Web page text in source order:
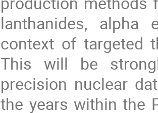
lanthanides,
context of targeted
This will be
precision nuclear
the years within the